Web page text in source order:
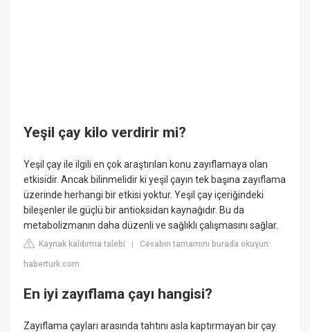
Yeşil çay kilo verdirir mi?
Yeşil çay ile ilgili en çok araştırılan konu zayıflamaya olan
etkisidir. Ancak bilinmelidir ki yeşil çayın tek başına zayıflama
üzerinde herhangi bir etkisi yoktur. Yeşil çay içeriğindeki
bileşenler ile güçlü bir antioksidan kaynağıdır. Bu da
metabolizmanın daha düzenli ve sağlıklı çalışmasını sağlar.
Kaynak kaldırma talebi |Cevabın tamamını burada okuyun:
haberturk.com
En iyi zayıflama çayı hangisi?
Zayıflama çayları arasında tahtını asla kaptırmayan bir çay